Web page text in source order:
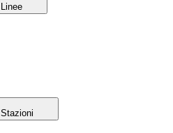
Linee
Stazioni